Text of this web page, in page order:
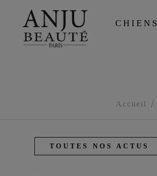
CHIENS
Accueil
TOUTES NOS ACTUS